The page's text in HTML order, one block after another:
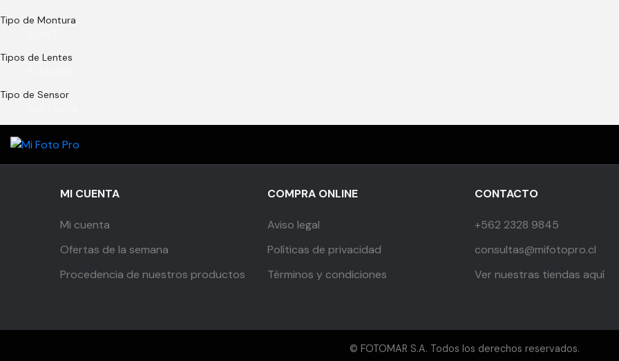
Tipo de Montura
Tipos de Lentes
Tipo de Sensor
MI CUENTA
Mi cuenta
Ofertas de la semana
Procedencia de nuestros productos
COMPRA ONLINE
Aviso legal
Políticas de privacidad
Términos y condiciones
CONTACTO
+562 2328 9845
consultas@mifotopro.cl
Ver nuestras tiendas aquí
© FOTOMAR S.A. Todos los derechos reservados.